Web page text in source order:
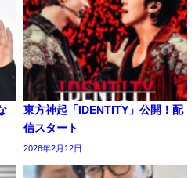
東方神起「IDENTITY」公開！配
信スタート
2026年2月12日